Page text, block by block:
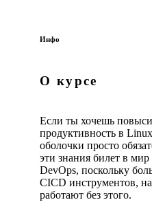
Инфо
О курсе
Если ты хочешь
продуктивность в
оболочки просто
эти знания билет в
DevOps, поскольку
CICD инструментов,
работают без этого.